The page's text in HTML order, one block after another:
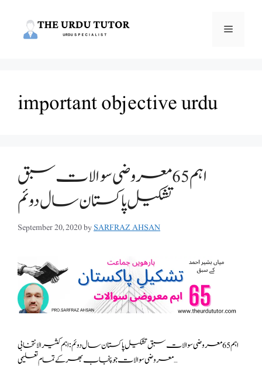
Menu
important objective urdu
اہم 65 معروضی سوالات سبق
تشکیل پاکستان سال دوئم
September 20, 2020bySARFRAZ AHSAN
اہم 65 معروضی سوالات سبق تشکیل پاکستان سال دوئم : اہم کثیرالانتخابی
معروضی سوالات جو پنجاب بھر کے تمام تعلیمی …